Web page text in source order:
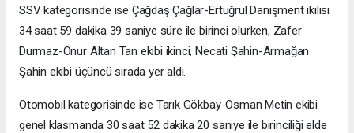
SSV kategorisinde ise Çağdaş Çağlar-Ertuğrul Danişment ikilisi
34 saat 59 dakika 39 saniye süre ile birinci olurken, Zafer
Durmaz-Onur Altan Tan ekibi ikinci, Necati Şahin-Armağan
Şahin ekibi üçüncü sırada yer aldı.
Otomobil kategorisinde ise Tarık Gökbay-Osman Metin ekibi
genel klasmanda 30 saat 52 dakika 20 saniye ile birinciliği elde